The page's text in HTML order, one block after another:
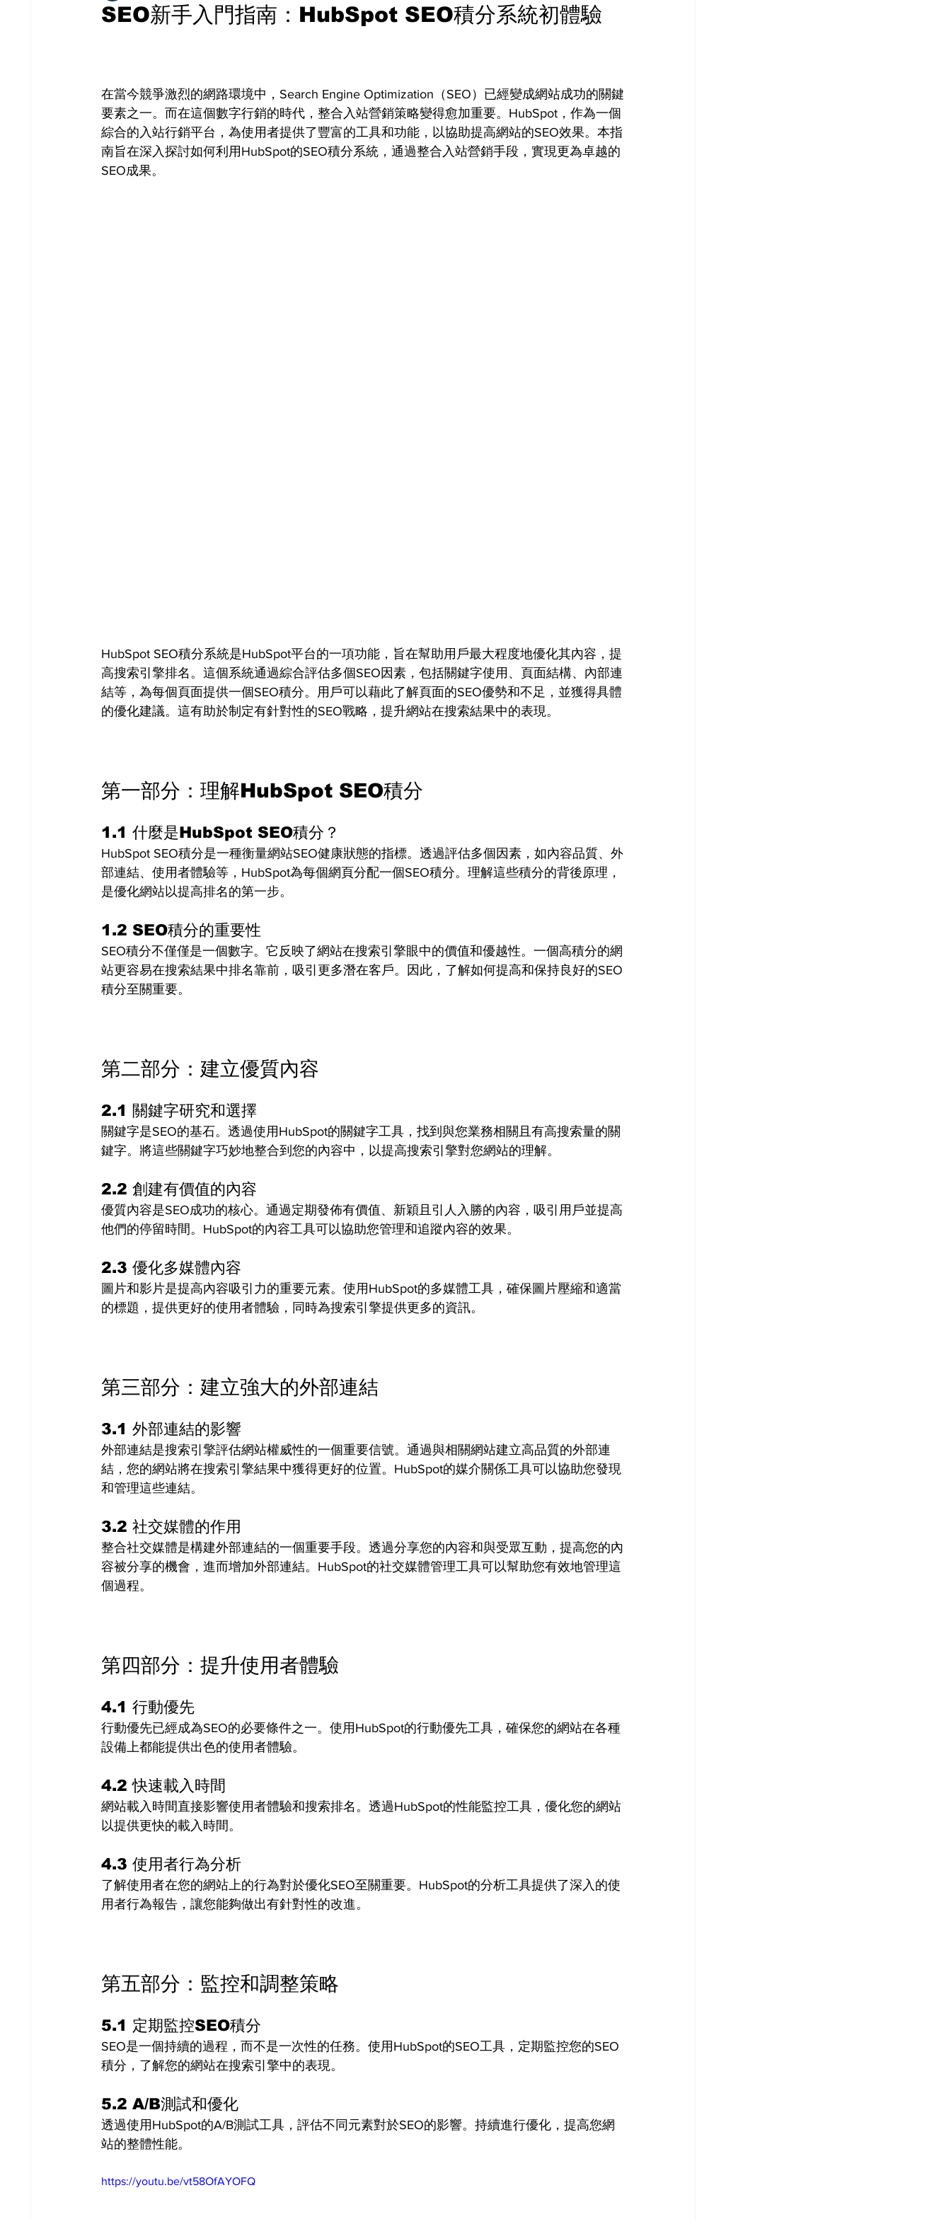
SEO新手入門指南：HubSpot SEO積分系統初體驗
在當今競爭激烈的網路環境中，Search Engine Optimization（SEO）已經變成網站成功的關鍵
要素之一。而在這個數字行銷的時代，整合入站營銷策略變得愈加重要。HubSpot，作為一個
綜合的入站行銷平台，為使用者提供了豐富的工具和功能，以協助提高網站的SEO效果。本指
南旨在深入探討如何利用HubSpot的SEO積分系統，通過整合入站營銷手段，實現更為卓越的
SEO成果。
HubSpot SEO積分系統是HubSpot平台的一項功能，旨在幫助用戶最大程度地優化其內容，提
高搜索引擎排名。這個系統通過綜合評估多個SEO因素，包括關鍵字使用、頁面結構、內部連
結等，為每個頁面提供一個SEO積分。用戶可以藉此了解頁面的SEO優勢和不足，並獲得具體
的優化建議。這有助於制定有針對性的SEO戰略，提升網站在搜索結果中的表現。
第一部分：理解HubSpot SEO積分
1.1 什麼是HubSpot SEO積分？
HubSpot SEO積分是一種衡量網站SEO健康狀態的指標。透過評估多個因素，如內容品質、外
部連結、使用者體驗等，HubSpot為每個網頁分配一個SEO積分。理解這些積分的背後原理，
是優化網站以提高排名的第一步。
1.2 SEO積分的重要性
SEO積分不僅僅是一個數字。它反映了網站在搜索引擎眼中的價值和優越性。一個高積分的網
站更容易在搜索結果中排名靠前，吸引更多潛在客戶。因此，了解如何提高和保持良好的SEO
積分至關重要。
第二部分：建立優質內容
2.1 關鍵字研究和選擇
關鍵字是SEO的基石。透過使用HubSpot的關鍵字工具，找到與您業務相關且有高搜索量的關
鍵字。將這些關鍵字巧妙地整合到您的內容中，以提高搜索引擎對您網站的理解。
2.2 創建有價值的內容
優質內容是SEO成功的核心。通過定期發佈有價值、新穎且引人入勝的內容，吸引用戶並提高
他們的停留時間。HubSpot的內容工具可以協助您管理和追蹤內容的效果。
2.3 優化多媒體內容
圖片和影片是提高內容吸引力的重要元素。使用HubSpot的多媒體工具，確保圖片壓縮和適當
的標題，提供更好的使用者體驗，同時為搜索引擎提供更多的資訊。
第三部分：建立強大的外部連結
3.1 外部連結的影響
外部連結是搜索引擎評估網站權威性的一個重要信號。通過與相關網站建立高品質的外部連
結，您的網站將在搜索引擎結果中獲得更好的位置。HubSpot的媒介關係工具可以協助您發現
和管理這些連結。
3.2 社交媒體的作用
整合社交媒體是構建外部連結的一個重要手段。透過分享您的內容和與受眾互動，提高您的內
容被分享的機會，進而增加外部連結。HubSpot的社交媒體管理工具可以幫助您有效地管理這
個過程。
第四部分：提升使用者體驗
4.1 行動優先
行動優先已經成為SEO的必要條件之一。使用HubSpot的行動優先工具，確保您的網站在各種
設備上都能提供出色的使用者體驗。
4.2 快速載入時間
網站載入時間直接影響使用者體驗和搜索排名。透過HubSpot的性能監控工具，優化您的網站
以提供更快的載入時間。
4.3 使用者行為分析
了解使用者在您的網站上的行為對於優化SEO至關重要。HubSpot的分析工具提供了深入的使
用者行為報告，讓您能夠做出有針對性的改進。
第五部分：監控和調整策略
5.1 定期監控SEO積分
SEO是一個持續的過程，而不是一次性的任務。使用HubSpot的SEO工具，定期監控您的SEO
積分，了解您的網站在搜索引擎中的表現。
5.2 A/B測試和優化
透過使用HubSpot的A/B測試工具，評估不同元素對於SEO的影響。持續進行優化，提高您網
站的整體性能。
https://youtu.be/vt58OfAYOFQ